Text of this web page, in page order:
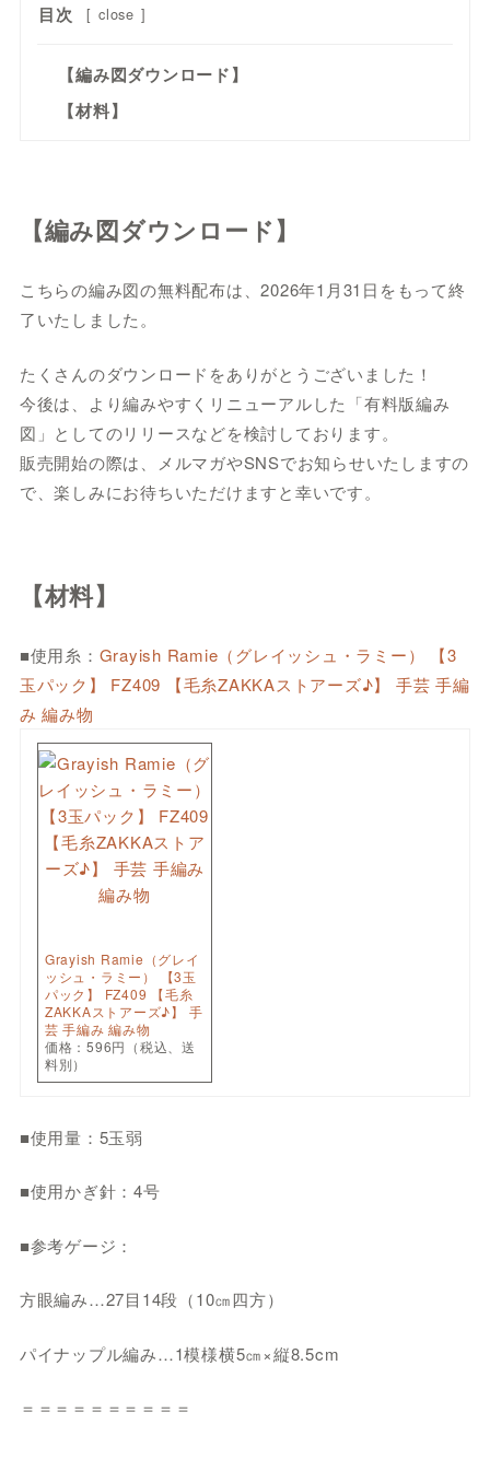
目次 [ close ]
【編み図ダウンロード】
【材料】
【編み図ダウンロード】
こちらの編み図の無料配布は、2026年1月31日をもって終
了いたしました。
たくさんのダウンロードをありがとうございました！
今後は、より編みやすくリニューアルした「有料版編み
図」としてのリリースなどを検討しております。
販売開始の際は、メルマガやSNSでお知らせいたしますの
で、楽しみにお待ちいただけますと幸いです。
【材料】
■使用糸： Grayish Ramie（グレイッシュ・ラミー） 【3
玉パック】 FZ409 【毛糸ZAKKAストアーズ♪】 手芸 手編
み 編み物
Grayish Ramie（グレイ
ッシュ・ラミー） 【3玉
パック】 FZ409 【毛糸
ZAKKAストアーズ♪】 手
芸 手編み 編み物
価格：596円（税込、送
料別）
■使用量：5玉弱
■使用かぎ針：4号
■参考ゲージ：
方眼編み…27目14段（10㎝四方）
パイナップル編み…1模様横5㎝×縦8.5cm
＝＝＝＝＝＝＝＝＝＝